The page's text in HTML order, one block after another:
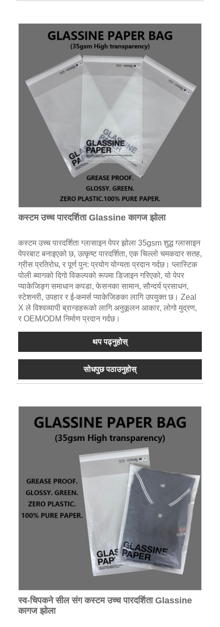
कस्टम उच्च पारदर्शिता Glassine कागज झोला
कस्टम उच्च पारदर्शिता ग्लासाइन पेपर झोला 35gsm शुद्ध ग्लासाइन
पेपरबाट बनाइएको छ, उत्कृष्ट पारदर्शिता, एक चिल्लो चमकदार सतह,
ग्रीस प्रतिरोध, र पूर्ण पुन: प्रयोग योग्यता प्रदान गर्दछ। प्लास्टिक
पोली ब्यागको दिगो विकल्पको रूपमा डिजाइन गरिएको, यो पेपर
प्याकेजिङ्ग समाधान कपडा, फेसनका सामान, सौन्दर्य प्रसाधन,
स्टेशनरी, उपहार र ई-कमर्स प्याकेजिङका लागि उपयुक्त छ। Zeal
X ले विश्वव्यापी ब्रान्डहरूको लागि अनुकूलन आकार, लोगो मुद्रण,
र OEM/ODM निर्माण प्रदान गर्दछ।
थप पढ्नुहोस्
सोधपुछ पठाउनुहोस्
स्व-चिपकने सील संग कस्टम उच्च पारदर्शिता Glassine
कागज झोला